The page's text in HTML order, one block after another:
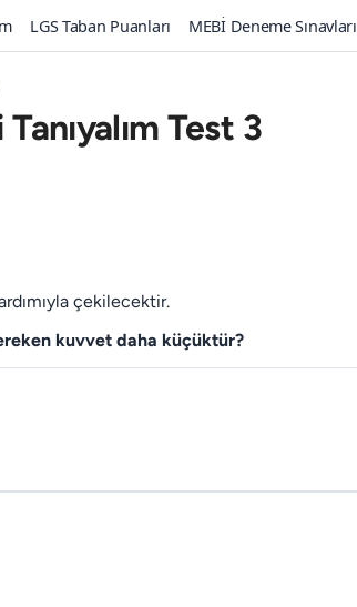
LGS Taban Puanları MEBİ Deneme Sınavları
Test 3
çekilecektir.
kuvvet daha küçüktür?